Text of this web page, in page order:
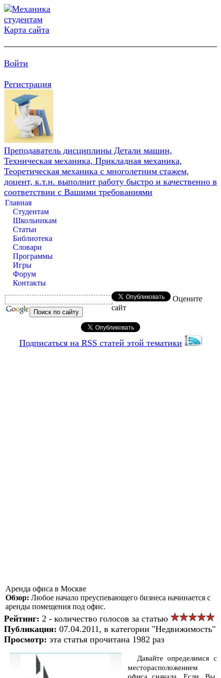
Карта сайта
Войти
Регистрация
Преподаватель дисциплины Детали машин,
Техническая механика, Прикладная механика,
Теоретическая механика с многолетним стажем,
доцент, к.т.н. выполнит работу быстро и качественно в
соответствии с Вашими требованиями
Главная
Студентам
Школьникам
Статьи
Библиотека
Словари
Программы
Игры
Форум
Контакты
Оцените
сайт
Подписаться на RSS статей этой тематики
Аренда офиса в Москве
Обзор: Любое начало преуспевающего бизнеса начинается с
аренды помещения под офис.
Рейтинг: 2 - количество голосов за статью
Публикация: 07.04.2011, в категории "Недвижимость"
Просмотр: эта статья прочитана 1982 раз
Давайте определимся с
месторасположением
офиса сначала. Если, Вы,